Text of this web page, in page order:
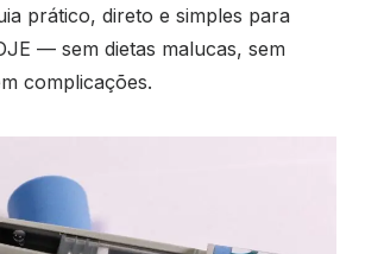
prático, direto e simples para
— sem dietas malucas, sem
complicações.